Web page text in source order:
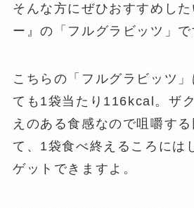
そんな方にぜひおすすめし
ー』の「フルグラビッツ」で
こちらの「フルグラビッツ
ても1袋当たり116kcal。ザ
えのある食感なので咀嚼す
て、1袋食べ終えるころには
ゲットできますよ。